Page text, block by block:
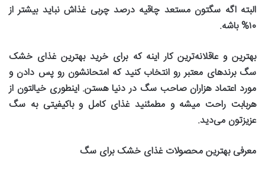
البته اگه سگتون مستعد چاقیه درصد چربی غذاش نباید بیشتر از
۱۰%
باشه.
بهترین و عاقلانه‌ترین کار اینه که برای خرید بهترین غذای خشک
سگ برندهای معتبر رو انتخاب کنید که امتحانشون رو پس دادن و
مورد اعتماد هزاران صاحب سگ در دنیا هستن. اینطوری خیالتون از
هربابت راحت میشه و مطمئنید غذای کامل و باکیفیتی به سگ
عزیزتون می‌دید.
معرفی بهترین محصولات غذای خشک برای سگ